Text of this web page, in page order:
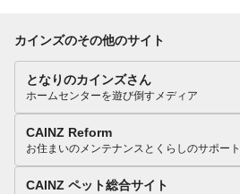
カインズのその他のサイト
となりのカインズさん
ホームセンターを遊び倒すメディア
CAINZ Reform
お住まいのメンテナンスとくらしのサポート
CAINZ ペット総合サイト